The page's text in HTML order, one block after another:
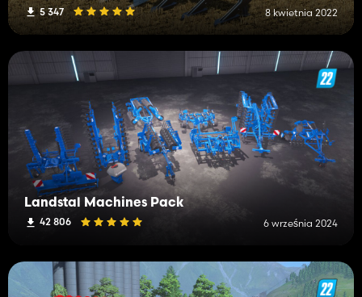
5 347 8 kwietnia 2022
Landstal Machines Pack
42 806 6 września 2024